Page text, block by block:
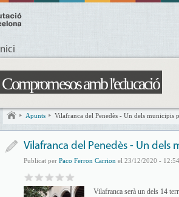
Inici
Compromesos amb l'educació
Apunts Vilafranca del Penedès - Un dels municipis
Vilafranca del Penedès - Un dels
Publicat per Paco Ferron Carrion el 23/12/2020 - 12:54
Vilafranca serà un dels 14